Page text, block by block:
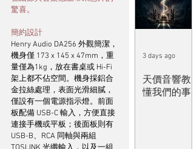
驚喜。
簡約設計
Henry Audio DA256 外觀簡潔，
機身僅 173 x 145 x 47mm，重
量僅為1kg，放在書桌或 Hi-Fi
架上都不佔空間。機身採鋁合
金拉絲處理，表面光滑細膩，
僅設有一個電源指示燈。前面
板配備 USB-C 輸入，方便直接
連接手機或平板；後面板則有
USB-B、RCA 同軸與兩組
天價音響教
懂我們的事
3 days ago